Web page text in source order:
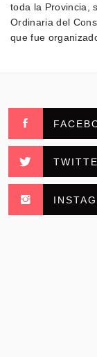
toda la Provincia,
Ordinaria del
que fue